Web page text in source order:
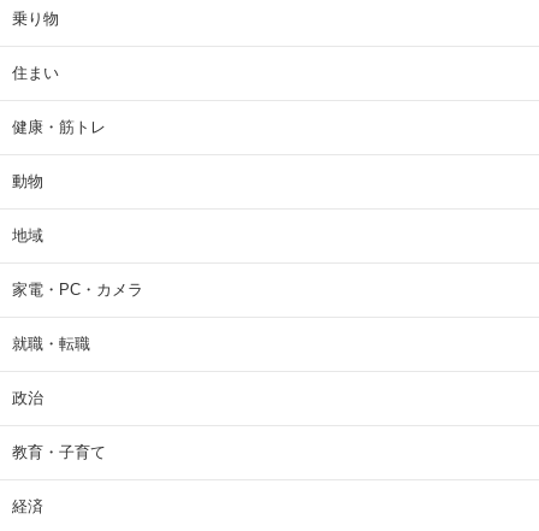
乗り物
住まい
健康・筋トレ
動物
地域
家電・PC・カメラ
就職・転職
政治
教育・子育て
経済